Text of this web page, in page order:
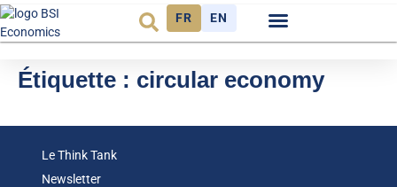
FR EN
Étiquette : circular economy
Le Think Tank
Newsletter